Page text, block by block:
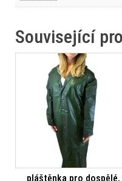
Související
pláštěnka pro dospělé,